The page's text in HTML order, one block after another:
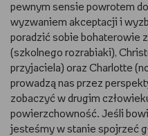
pewnym sensie powrotem
wyzwaniem akceptacji i
poradzić sobie bohaterowie
(szkolnego rozrabiaki),
przyjaciela) oraz Charlotte
prowadzą nas przez
zobaczyć w drugim
powierzchowność. Jeśli
jesteśmy w stanie spojrzeć